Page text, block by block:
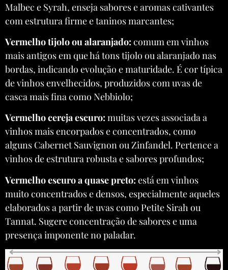
Malbec e Syrah, enseja sabores e aromas cativantes
com estrutura firme e taninos marcantes;
Vermelho tijolo ou alaranjado: comum em vinhos
mais antigos em que há tons tijolo ou alaranjado nas
bordas, indicando evolução e maturidade. É cor típica
de vinhos envelhecidos, produzidos com uvas de
casca mais fina como Nebbiolo;
Vermelho cereja escuro: muitas vezes associada a
vinhos mais encorpados e concentrados, como
alguns Cabernet Sauvignon ou Zinfandel. Pertence a
vinhos de estrutura robusta e sabores profundos;
Vermelho escuro a quase preto: está em vinhos
muito concentrados e densos, especialmente aqueles
elaborados a partir de uvas como Petite Sirah ou
Tannat. Sugere concentração de sabores e uma
presença imponente no paladar.